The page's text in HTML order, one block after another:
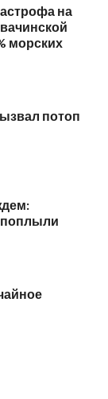
на
морских
потоп